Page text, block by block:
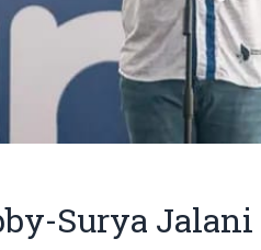
Surya Jalani